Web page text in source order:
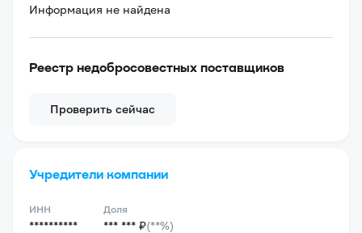
Информация не найдена
Реестр недобросовестных поставщиков
Проверить сейчас
Учредители компании
ИНН
**********
Доля
*** *** ₽(**%)